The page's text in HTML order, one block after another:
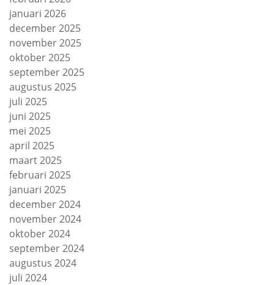
januari 2026
december 2025
november 2025
oktober 2025
september 2025
augustus 2025
juli 2025
juni 2025
mei 2025
april 2025
maart 2025
februari 2025
januari 2025
december 2024
november 2024
oktober 2024
september 2024
augustus 2024
juli 2024